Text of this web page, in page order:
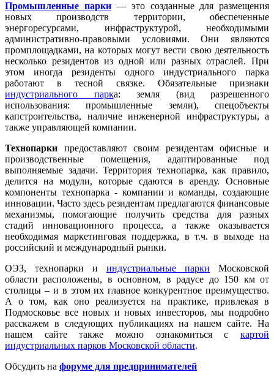
Промышленные парки— это созданные для размещения
новых производств территории, обеспеченные
энергоресурсами, инфраструктурой, необходимыми
административно-правовыми условиями. Они являются
промплощадками, на которых могут вести свою деятельность
несколько резидентов из одной или разных отраслей. При
этом иногда резиденты одного индустриального парка
работают в тесной связке. Обязательные признаки
индустриального парка: земля (вид разрешенного
использования: промышленные земли), спецобъекты
капстроительства, наличие инженерной инфраструктуры, а
также управляющей компании.
Технопарки предоставляют своим резидентам офисные и
производственные помещения, адаптированные под
выполняемые задачи. Территория технопарка, как правило,
делится на модули, которые сдаются в аренду. Основные
компоненты технопарка - компании и команды, создающие
инновации. Часто здесь резидентам предлагаются финансовые
механизмы, помогающие получить средства для разных
стадий инновационного процесса, а также оказывается
необходимая маркетинговая поддержка, в т.ч. в выходе на
российский и международный рынки.
ОЭЗ, технопарки и индустриальные парки Московской
области расположены, в основном, в радусе до 150 км от
столицы – и в этом их главное конкурентное преимущество.
А о том, как оно реализуется на практике, привлекая в
Подмосковье все новых и новых инвесторов, мы подробно
расскажем в следующих публикациях на нашем сайте. На
нашем сайте также можно ознакомиться с картой
индустриальных парков Московской области.
Обсудить на форуме для предпринимателей